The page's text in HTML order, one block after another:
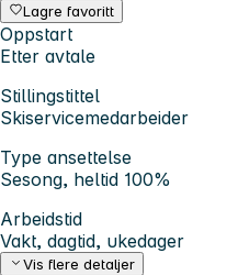
Lagre favoritt
Oppstart
Etter avtale
Stillingstittel
Skiservicemedarbeider
Type ansettelse
Sesong, heltid 100%
Arbeidstid
Vakt, dagtid, ukedager
Vis flere detaljer